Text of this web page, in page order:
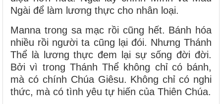
Ngài để làm lương thực cho nhân loại.
Manna trong sa mạc rồi cũng hết. Bánh hóa
nhiều rồi người ta cũng lại đói. Nhưng Thánh
Thể là lương thực đem lại sự sống đời đời.
Bởi vì trong Thánh Thể không chỉ có bánh,
mà có chính Chúa Giêsu. Không chỉ có nghi
thức, mà có tình yêu tự hiến của Thiên Chúa.